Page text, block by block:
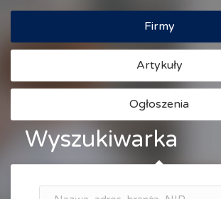
Firmy
Artykuły
Ogłoszenia
Wyszukiwarka